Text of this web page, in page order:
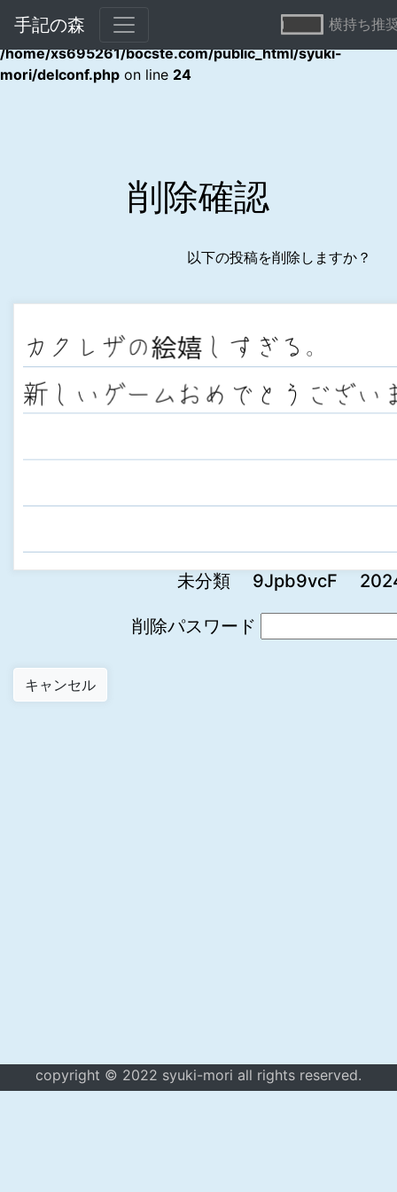
Warning: Undefined array key "error" in
/home/xs695261/bocste.com/public_html/syuki-
mori/delconf.php on line 24
手記の森 横持ち推
削除確認
以下の投稿を削除しますか？
未分類 9Jpb9vcF
削除パスワード
copyright © 2022 syuki-mori all rights reserved.